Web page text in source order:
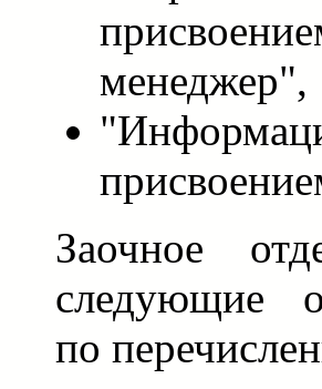
менеджер",
Заочное
следующие
по